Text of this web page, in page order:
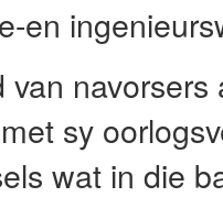
en
van
sy
wat in die